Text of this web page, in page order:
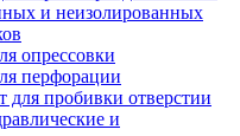
и неизолированных
опрессовки
перфорации
для пробивки отверстии
и